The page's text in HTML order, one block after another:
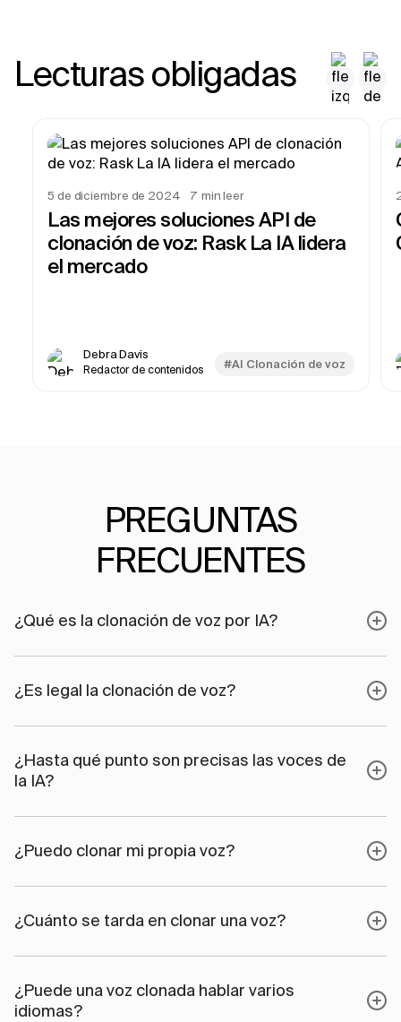
Lecturas obligadas
5 de diciembre de 2024 7 min leer
Las mejores soluciones API de
clonación de voz: Rask La IA lidera
el mercado
Debra Davis
Redactor de contenidos #AI Clonación de voz
PREGUNTAS
FRECUENTES
¿Qué es la clonación de voz por IA?
¿Es legal la clonación de voz?
¿Hasta qué punto son precisas las voces de
la IA?
¿Puedo clonar mi propia voz?
¿Cuánto se tarda en clonar una voz?
¿Puede una voz clonada hablar varios
idiomas?